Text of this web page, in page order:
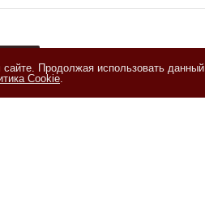
даю
+7 (800) 550-20-87
Продолжая использовать данный
Cookie.